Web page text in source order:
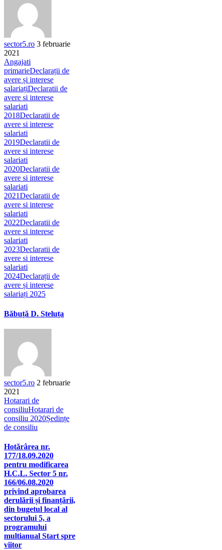
sector5.ro 3 februarie
2021
Angajati
primarieDeclarații de
avere și interese
salariațiDeclaratii de
avere si interese
salariati
2018Declaratii de
avere si interese
salariati
2019Declaratii de
avere si interese
salariati
2020Declaratii de
avere si interese
salariati
2021Declaratii de
avere si interese
salariati
2022Declaratii de
avere si interese
salariati
2023Declaratii de
avere si interese
salariati
2024Declarații de
avere și interese
salariați 2025
Băbuță D. Steluța
sector5.ro 2 februarie
2021
Hotarari de
consiliuHotarari de
consiliu 2020Ședințe
de consiliu
Hotărârea nr.
177/18.09.2020
pentru modificarea
H.C.L. Sector 5 nr.
166/06.08.2020
privind aprobarea
derulării și finanțării,
din bugetul local al
sectorului 5, a
programului
multianual Start spre
viitor